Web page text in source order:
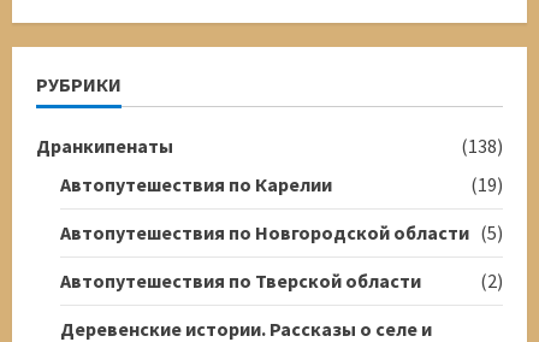
РУБРИКИ
Дранкипенаты
(138)
Автопутешествия по Карелии
(19)
Автопутешествия по Новгородской области (5)
Автопутешествия по Тверской области
(2)
Деревенские истории. Рассказы о селе и